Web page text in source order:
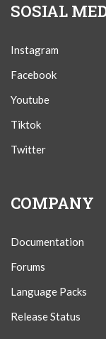
SOSIAL
Instagram
Facebook
Youtube
Tiktok
Twitter
COMPANY
Documentation
Forums
Language Packs
Release Status